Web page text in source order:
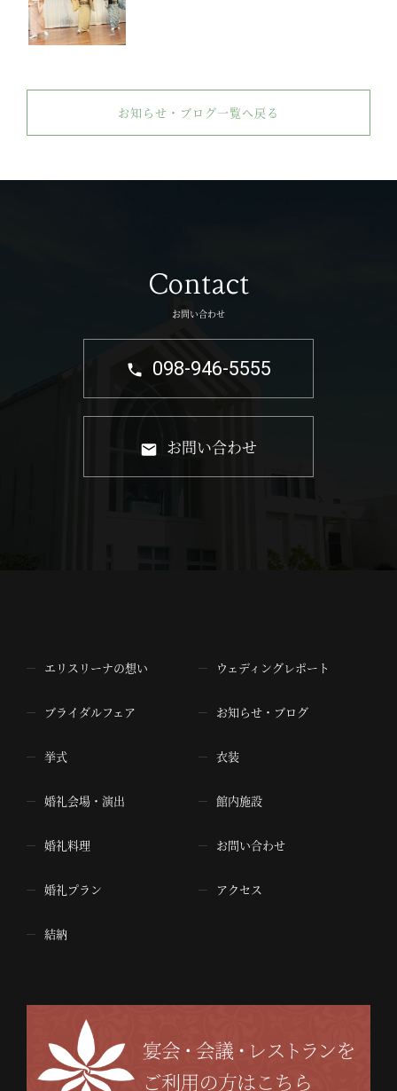
お知らせ・ブログ一覧へ戻る
Contact
お問い合わせ
098-946-5555
お問い合わせ
エリスリーナの想い
ブライダルフェア
挙式
婚礼会場・演出
婚礼料理
婚礼プラン
結納
ウェディングレポート
お知らせ・ブログ
衣装
館内施設
お問い合わせ
アクセス